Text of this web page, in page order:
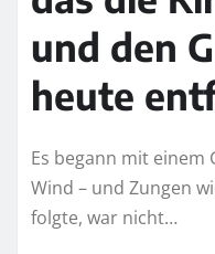
und den
heute
Es begann mit einem
Wind – und Zungen
folgte, war nicht…